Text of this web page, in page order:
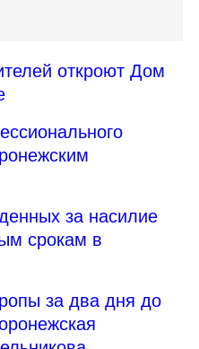
откроют Дом
за насилие
срокам в
за два дня до